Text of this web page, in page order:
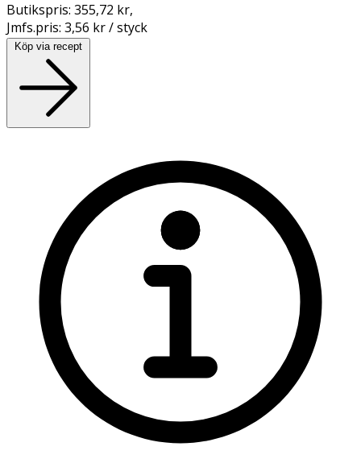
Butikspris: 355,72 kr,
Jmfs.pris: 3,56 kr / styck
Köp via recept